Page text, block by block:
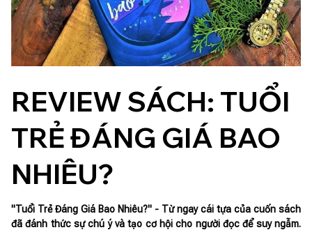
REVIEW SÁCH: TUỔI
TRẺ ĐÁNG GIÁ BAO
NHIÊU?
"Tuổi Trẻ Đáng Giá Bao Nhiêu?" - Từ ngay cái tựa của cuốn sách
đã đánh thức sự chú ý và tạo cơ hội cho người đọc để suy ngẫm.